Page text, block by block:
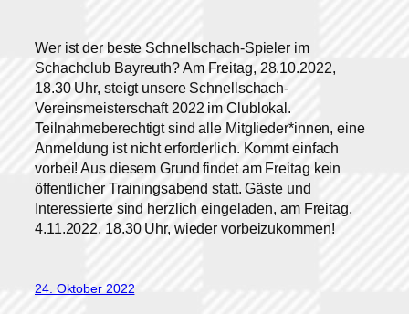
Wer ist der beste Schnellschach-Spieler im
Schachclub Bayreuth? Am Freitag, 28.10.2022,
18.30 Uhr, steigt unsere Schnellschach-
Vereinsmeisterschaft 2022 im Clublokal.
Teilnahmeberechtigt sind alle Mitglieder*innen, eine
Anmeldung ist nicht erforderlich. Kommt einfach
vorbei! Aus diesem Grund findet am Freitag kein
öffentlicher Trainingsabend statt. Gäste und
Interessierte sind herzlich eingeladen, am Freitag,
4.11.2022, 18.30 Uhr, wieder vorbeizukommen!
24. Oktober 2022